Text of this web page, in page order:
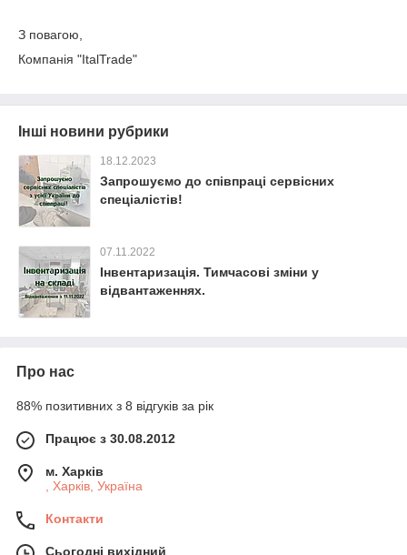
З повагою,
Компанія "ItalTrade"
Інші новини рубрики
18.12.2023
Запрошуємо до співпраці сервісних
спеціалістів!
07.11.2022
Інвентаризація. Тимчасові зміни у
відвантаженнях.
Про нас
88% позитивних з 8 відгуків за рік
Працює з 30.08.2012
м. Харків
, Харків, Україна
Контакти
Сьогодні вихідний